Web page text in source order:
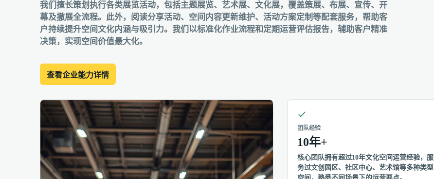
我们擅长策划执行各类展览活动，包括主题展览、艺术展、文化展，覆盖策展、布展、宣传、开
幕及撤展全流程。此外，阅读分享活动、空间内容更新维护、活动方案定制等配套服务，帮助客
户持续提升空间文化内涵与吸引力。我们以标准化作业流程和定期运营评估报告，辅助客户精准
决策，实现空间价值最大化。
查看企业能力详情
团队经验
10年+
核心团队拥有超过10年文化空间运营经验，服
务过文创园区、社区中心、艺术馆等多种类型